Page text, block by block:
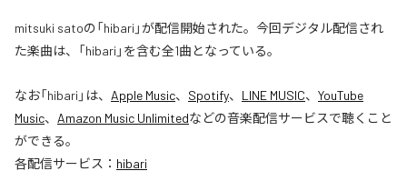
mitsuki satoの「hibari」が配信開始された。今回デジタル配信され
た楽曲は、「hibari」を含む全1曲となっている。
なお「hibari 」は、 Apple Music、 Spotify、 LINE MUSIC、 YouTube
Music、 Amazon Music Unlimitedなどの音楽配信サービスで聴くこと
ができる。
各配信サービス： hibari